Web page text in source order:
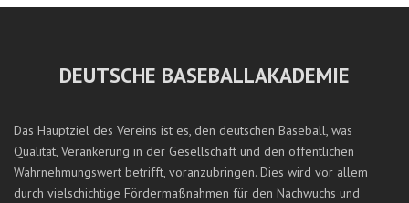
DEUTSCHE BASEBALLAKADEMIE
Das Hauptziel des Vereins ist es, den deutschen Baseball, was
Qualität, Verankerung in der Gesellschaft und den öffentlichen
Wahrnehmungswert betrifft, voranzubringen. Dies wird vor allem
durch vielschichtige Fördermaßnahmen für den Nachwuchs und